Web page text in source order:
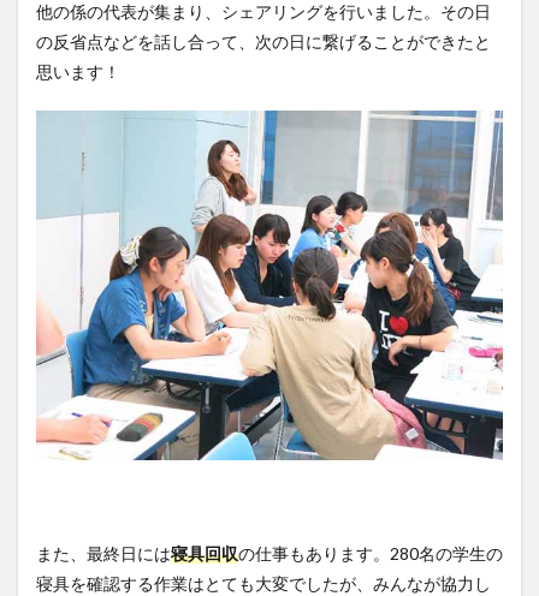
他の係の代表が集まり、シェアリングを行いました。その日
の反省点などを話し合って、次の日に繋げることができたと
思います！
また、最終日には寝具回収の仕事もあります。280名の学生の
寝具を確認する作業はとても大変でしたが、みんなが協力し